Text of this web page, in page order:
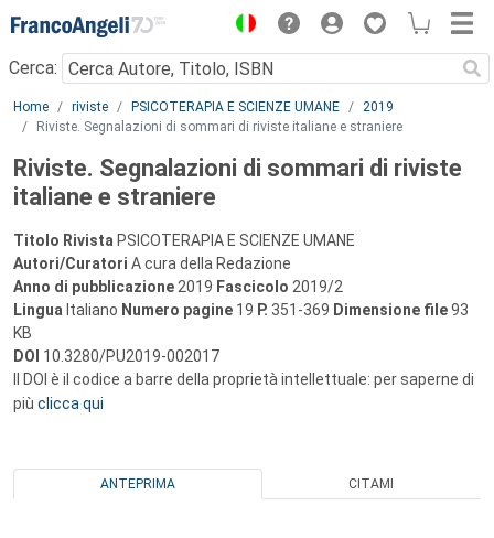
Menu
Cerca:
Main content
Home riviste PSICOTERAPIA E SCIENZE UMANE
2019
Riviste. Segnalazioni di sommari di riviste italiane e straniere
Riviste. Segnalazioni di sommari di riviste
italiane e straniere
Titolo Rivista PSICOTERAPIA E SCIENZE UMANE
Autori/Curatori A cura della Redazione
Anno di pubblicazione 2019 Fascicolo 2019/2
Lingua Italiano Numero pagine 19 P. 351-369 Dimensione file93
KB
DOI 10.3280/PU2019-002017
Il DOI è il codice a barre della proprietà intellettuale: per saperne di
più clicca qui
ANTEPRIMA CITAMI